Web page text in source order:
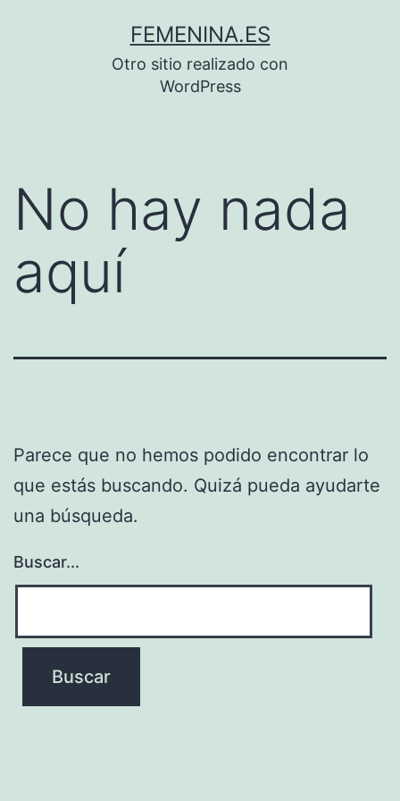
FEMENINA.ES
Otro sitio realizado con
WordPress
No hay nada
aquí
Parece que no hemos podido encontrar lo
que estás buscando. Quizá pueda ayudarte
una búsqueda.
Buscar...